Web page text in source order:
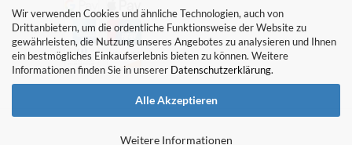
Wir verwenden Cookies und ähnliche Technologien, auch von
Drittanbietern, um die ordentliche Funktionsweise der Website zu
gewährleisten, die Nutzung unseres Angebotes zu analysieren und Ihnen
ein bestmögliches Einkaufserlebnis bieten zu können. Weitere
Informationen finden Sie in unserer Datenschutzerklärung.
Alle Akzeptieren
Weitere Informationen